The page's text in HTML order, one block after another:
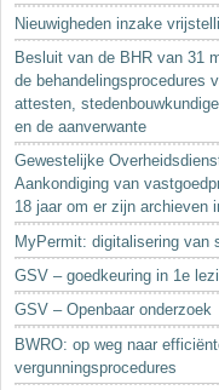
Nieuwigheden inzake
Besluit van de BHR van 31
de behandelingsprocedures
attesten,
en de aanverwante
Gewestelijke
Aankondiging van
18 jaar om er zijn archieven
MyPermit: digitalisering van
GSV – goedkeuring in 1e
GSV – Openbaar onderzoek
BWRO: op weg naar
vergunningsprocedures